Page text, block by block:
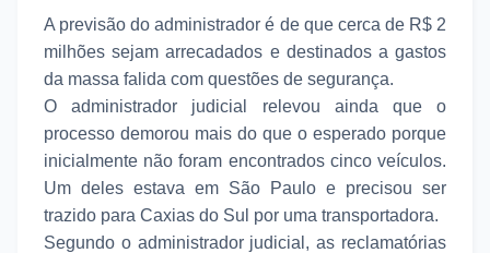
A previsão do administrador é de que cerca de R$ 2
milhões sejam arrecadados e destinados a gastos
da massa falida com questões de segurança.
O administrador judicial relevou ainda que o
processo demorou mais do que o esperado porque
inicialmente não foram encontrados cinco veículos.
Um deles estava em São Paulo e precisou ser
trazido para Caxias do Sul por uma transportadora.
Segundo o administrador judicial, as reclamatórias